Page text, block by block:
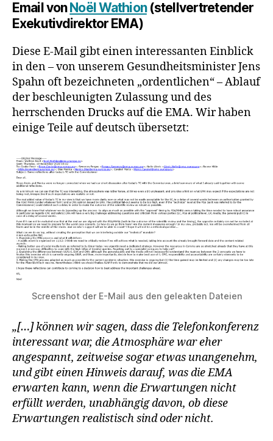
Email vonNoël Wathion(stellvertretender
Exekutivdirektor EMA)
Diese E-Mail gibt einen interessanten Einblick
in den – von unserem Gesundheitsminister Jens
Spahn oft bezeichneten „ordentlichen“ – Ablauf
der beschleunigten Zulassung und des
herrschenden Drucks auf die EMA. Wir haben
einige Teile auf deutsch übersetzt:
Screenshot der E-Mail aus den geleakten Dateien
„[…] können wir sagen, dass die Telefonkonferenz
interessant war, die Atmosphäre war eher
angespannt, zeitweise sogar etwas unangenehm,
und gibt einen Hinweis darauf, was die EMA
erwarten kann, wenn die Erwartungen nicht
erfüllt werden, unabhängig davon, ob diese
Erwartungen realistisch sind oder nicht.